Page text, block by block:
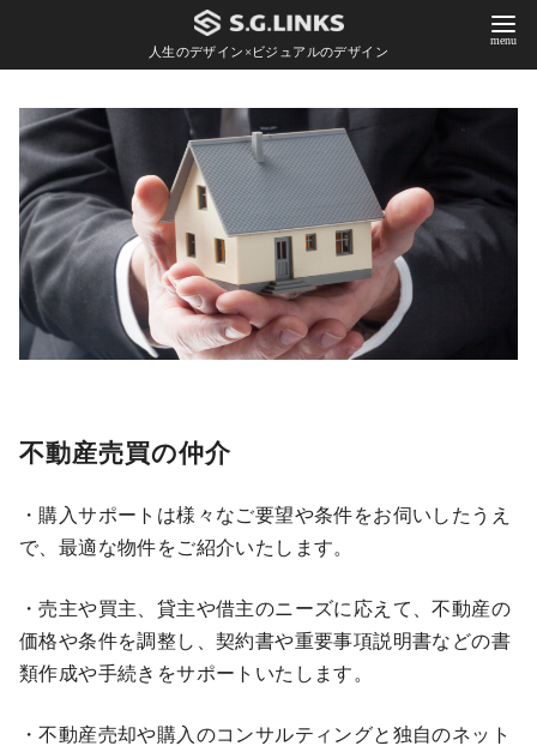
人生のデザイン×ビジュアルのデザイン
不動産売買の仲介
・購入サポートは様々なご要望や条件をお伺いしたうえ
で、最適な物件をご紹介いたします。
・売主や買主、貸主や借主のニーズに応えて、不動産の
価格や条件を調整し、契約書や重要事項説明書などの書
類作成や手続きをサポートいたします。
・不動産売却や購入のコンサルティングと独自のネット